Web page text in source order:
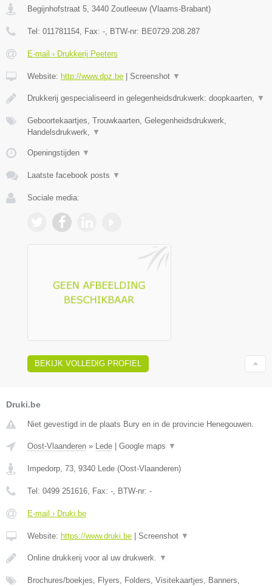
Begijnhofstraat 5 3440 Zoutleeuw(Vlaams-Brabant)
Tel: 011781154 , Fax: - , BTW-nr: BE0729.208.287
E-mail › Drukkerij Peeters
Website: http://www.dpz.be Screenshot ▼
Drukkerij gespecialiseerd in gelegenheidsdrukwerk: doopkaarten, ▼
Geboortekaartjes, Trouwkaarten, Gelegenheidsdrukwerk,
Handelsdrukwerk,
▼
Openingstijden ▼
Laatste facebook posts ▼
Sociale media:
BEKIJK VOLLEDIG PROFIEL
Druki.be
Niet gevestigd in de plaats Bury en in de provincie Henegouwen.
Oost-Vlaanderen » Lede | Google maps ▼
Impedorp, 73 9340 Lede (Oost-Vlaanderen)
Tel: 0499 251616 , Fax: - , BTW-nr: -
E-mail › Druki.be
Website: https://www.druki.be | Screenshot ▼
Online drukkerij voor al uw drukwerk. ▼
Brochures/boekjes, Flyers, Folders, Visitekaartjes, Banners,